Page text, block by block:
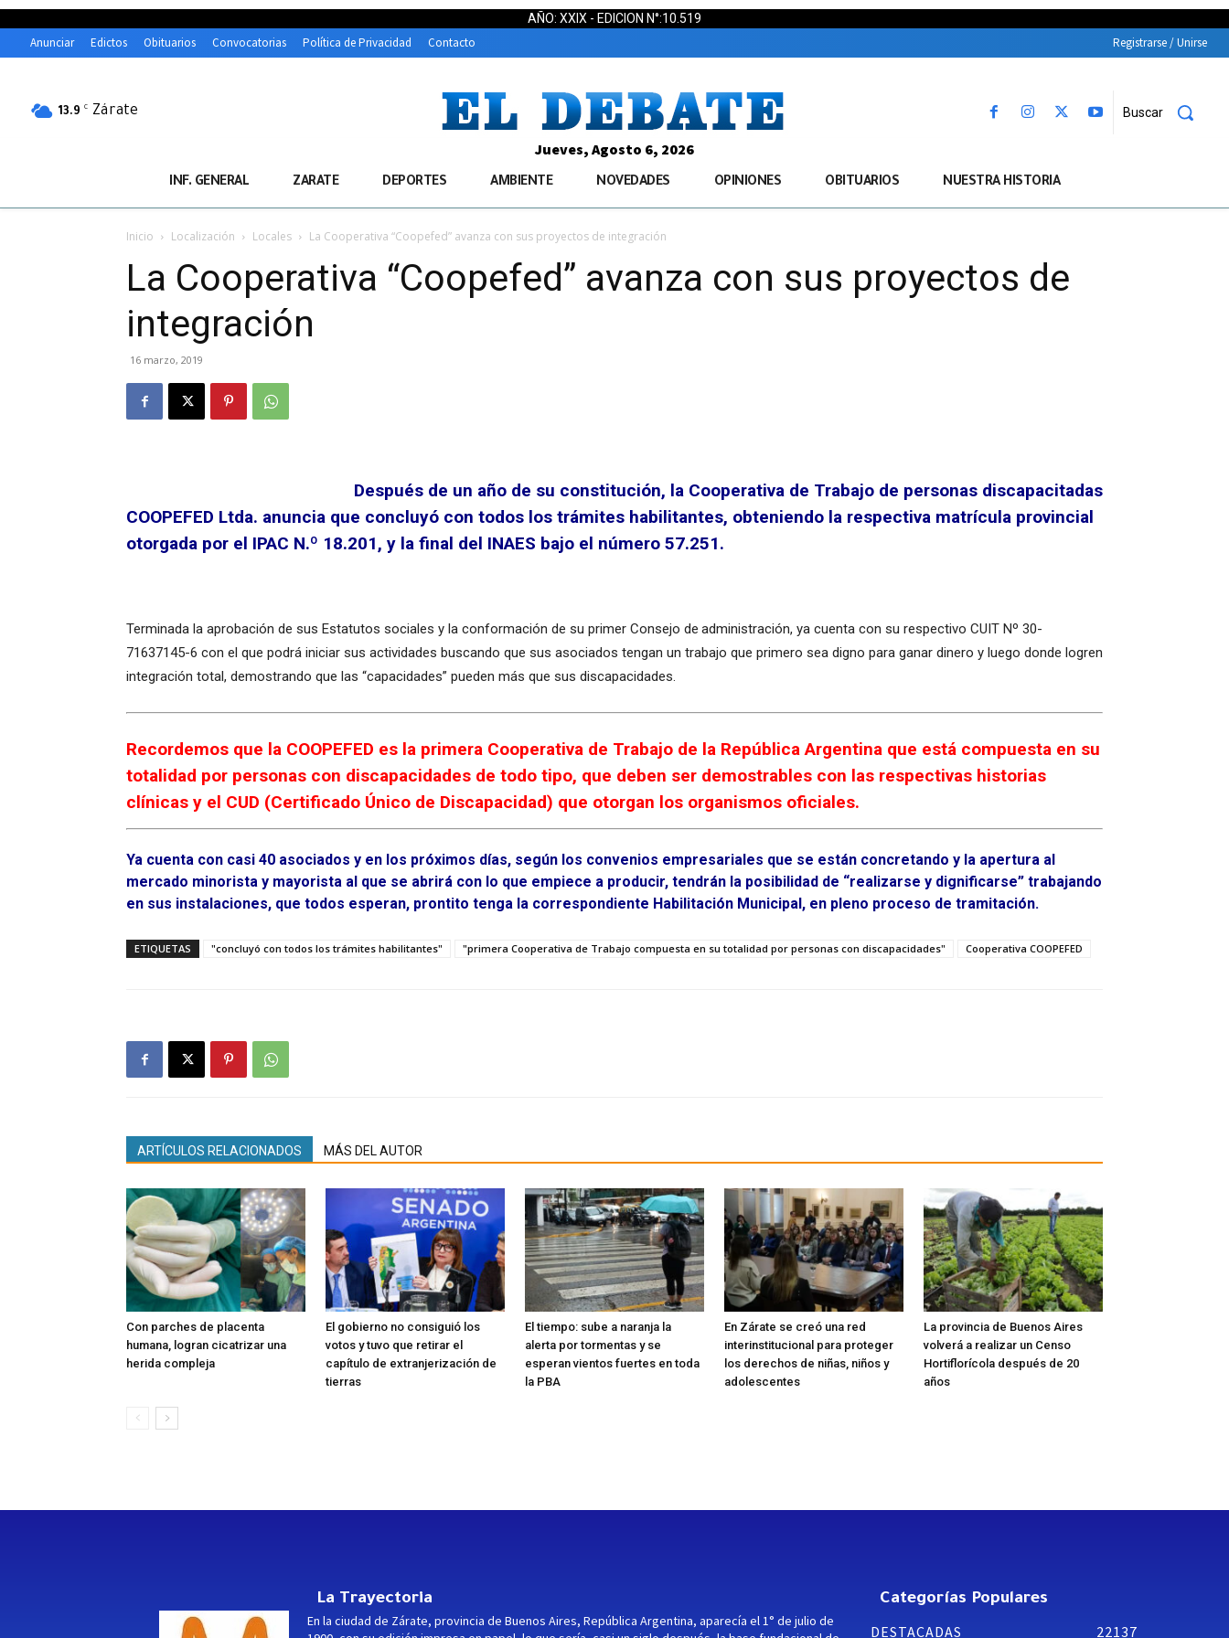
AÑO: XXIX - EDICION N°:10.519
Anunciar Edictos Obituarios Convocatorias Política de Privacidad Contacto Registrarse / Unirse
13.9 C Zárate Buscar
Jueves, Agosto 6, 2026
INF. GENERAL ZARATE DEPORTES AMBIENTE NOVEDADES OPINIONES OBITUARIOS NUESTRA HISTORIA
Inicio Localización Locales La Cooperativa “Coopefed” avanza con sus proyectos de integración
La Cooperativa “Coopefed” avanza con sus proyectos de
integración
16 marzo, 2019
Después de un año de su constitución, la Cooperativa de Trabajo de personas discapacitadas
COOPEFED Ltda. anuncia que concluyó con todos los trámites habilitantes, obteniendo la respectiva matrícula provincial
otorgada por el IPAC N.º 18.201, y la final del INAES bajo el número 57.251.
Terminada la aprobación de sus Estatutos sociales y la conformación de su primer Consejo de administración, ya cuenta con su respectivo CUIT Nº 30-
71637145-6 con el que podrá iniciar sus actividades buscando que sus asociados tengan un trabajo que primero sea digno para ganar dinero y luego donde logren
integración total, demostrando que las “capacidades” pueden más que sus discapacidades.
Recordemos que la COOPEFED es la primera Cooperativa de Trabajo de la República Argentina que está compuesta en su
totalidad por personas con discapacidades de todo tipo, que deben ser demostrables con las respectivas historias
clínicas y el CUD (Certificado Único de Discapacidad) que otorgan los organismos oficiales.
Ya cuenta con casi 40 asociados y en los próximos días, según los convenios empresariales que se están concretando y la apertura al
mercado minorista y mayorista al que se abrirá con lo que empiece a producir, tendrán la posibilidad de “realizarse y dignificarse” trabajando
en sus instalaciones, que todos esperan, prontito tenga la correspondiente Habilitación Municipal, en pleno proceso de tramitación.
ETIQUETAS "concluyó con todos los trámites habilitantes" "primera Cooperativa de Trabajo compuesta en su totalidad por personas con discapacidades" Cooperativa COOPEFED
ARTÍCULOS RELACIONADOS MÁS DEL AUTOR
Con parches de placenta
humana, logran cicatrizar una
herida compleja
El gobierno no consiguió los
votos y tuvo que retirar el
capítulo de extranjerización de
tierras
El tiempo: sube a naranja la
alerta por tormentas y se
esperan vientos fuertes en toda
la PBA
En Zárate se creó una red
interinstitucional para proteger
los derechos de niñas, niños y
adolescentes
La provincia de Buenos Aires
volverá a realizar un Censo
Hortiflorícola después de 20
años
La Trayectoria
En la ciudad de Zárate, provincia de Buenos Aires, República Argentina, aparecía el 1° de julio de
Categorías Populares
DESTACADAS
22137